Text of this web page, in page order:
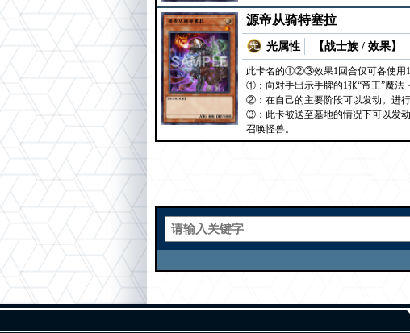
源帝从骑特塞拉
光属性 【战士族 / 效果】
此卡名的①②③效果1回合仅可各使用1
①：向对手出示手牌的1张“帝王”魔法
②：在自己的主要阶段可以发动。进行
③：此卡被送至墓地的情况下可以发
召唤怪兽。